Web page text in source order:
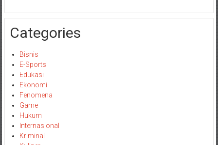
Categories
Bisnis
E-Sports
Edukasi
Ekonomi
Fenomena
Game
Hukum
Internasional
Kriminal